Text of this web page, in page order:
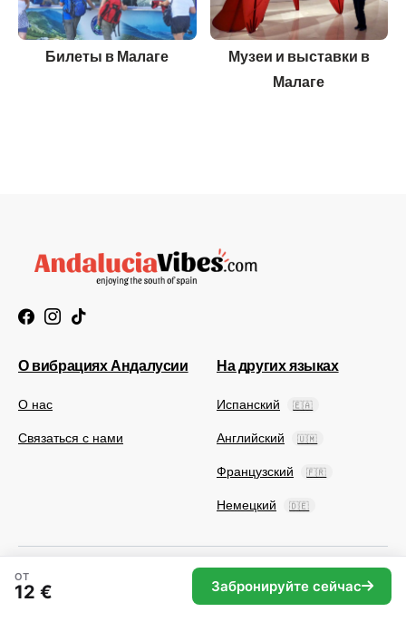
ОТ
12 € Забронируйте сейчас
Билеты в Малаге
Музеи и выставки в
Малаге
О вибрациях Андалусии
О нас
Связаться с нами
На других языках
Испанский 🇪🇦
Английский 🇺🇲
Французский 🇫🇷
Немецкий 🇩🇪
© 2025 Andaluciavibes.com